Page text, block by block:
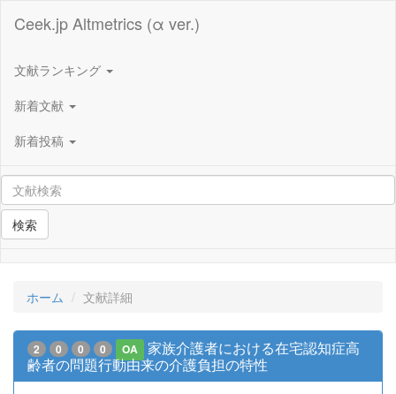
Ceek.jp Altmetrics (α ver.)
文献ランキング
新着文献
新着投稿
検索
ホーム 文献詳細
2 0 0 0 OA
家族介護者における在宅認知症高
齢者の問題行動由来の介護負担の特性